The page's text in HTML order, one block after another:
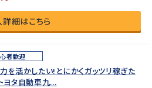
細はこちら
者歓迎
を活かしたい!とにかくガッツリ稼ぎた
ヨタ自動車九...